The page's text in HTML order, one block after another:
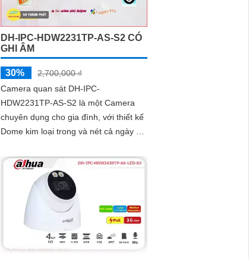
DH-IPC-HDW2231TP-AS-S2 CÓ
GHI ÂM
30%
2,700,000 ₫
Camera quan sát DH-IPC-
HDW2231TP-AS-S2 là một Camera
chuyên dụng cho gia đình, với thiết kế
Dome kim loại trong và nét cả ngày và